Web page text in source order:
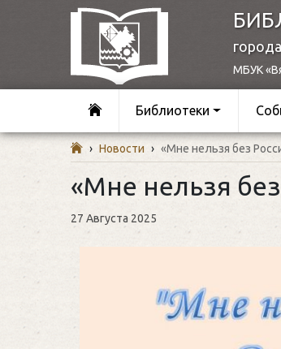
МБУК
Библиотеки
› Новости › «Мне нельзя без
«Мне нельзя
27 Августа 2025